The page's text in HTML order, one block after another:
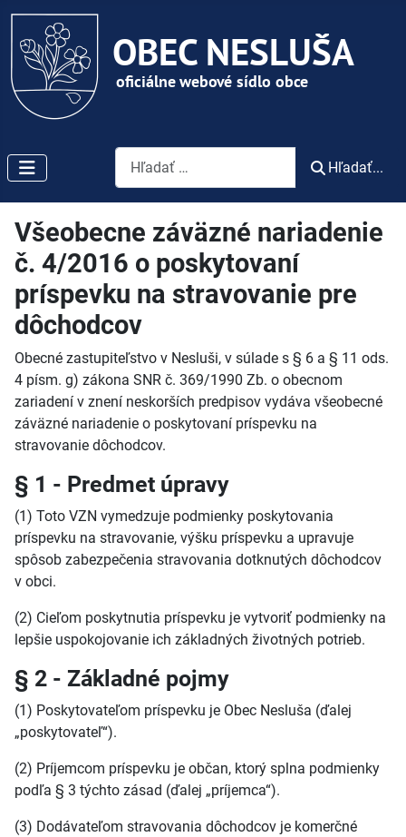
Vyhľadávanie
Hľadať...
Všeobecne záväzné nariadenie
č. 4/2016 o poskytovaní
príspevku na stravovanie pre
dôchodcov
Obecné zastupiteľstvo v Nesluši, v súlade s § 6 a § 11 ods.
4 písm. g) zákona SNR č. 369/1990 Zb. o obecnom
zariadení v znení neskorších predpisov vydáva všeobecné
záväzné nariadenie o poskytovaní príspevku na
stravovanie dôchodcov.
§ 1 - Predmet úpravy
(1) Toto VZN vymedzuje podmienky poskytovania
príspevku na stravovanie, výšku príspevku a upravuje
spôsob zabezpečenia stravovania dotknutých dôchodcov
v obci.
(2) Cieľom poskytnutia príspevku je vytvoriť podmienky na
lepšie uspokojovanie ich základných životných potrieb.
§ 2 - Základné pojmy
(1) Poskytovateľom príspevku je Obec Nesluša (ďalej
„poskytovateľ“).
(2) Príjemcom príspevku je občan, ktorý splna podmienky
podľa § 3 týchto zásad (ďalej „príjemca“).
(3) Dodávateľom stravovania dôchodcov je komerčné